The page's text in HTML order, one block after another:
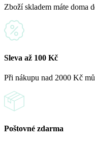
Zboží skladem máte doma
Sleva až 100 Kč
Při nákupu nad 2000 Kč
Poštovné zdarma